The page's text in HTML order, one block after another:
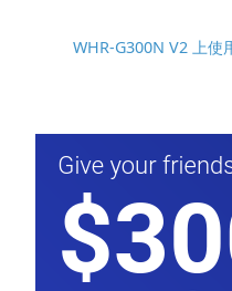
WHR-G300N V2 上使